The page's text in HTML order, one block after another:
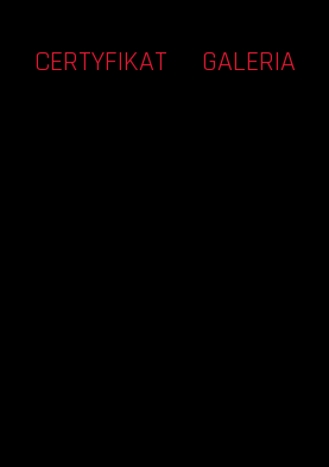
CERTYFIKAT GALERIA